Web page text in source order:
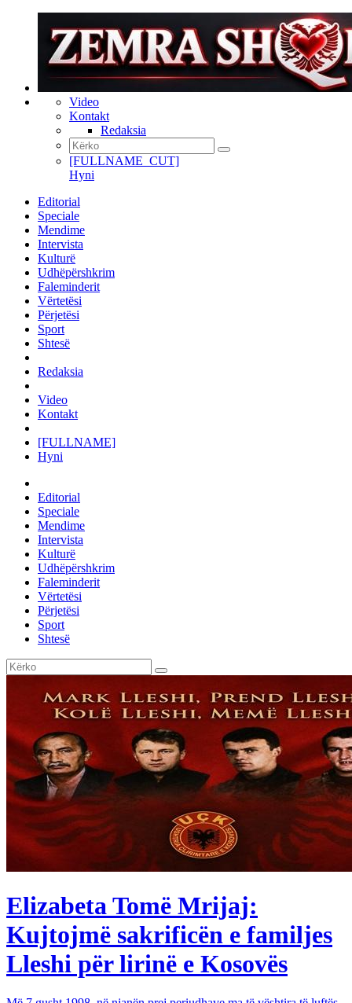
Video
Kontakt
Redaksia
[FULLNAME_CUT]
Hyni
Editorial
Speciale
Mendime
Intervista
Kulturë
Udhëpërshkrim
Faleminderit
Vërtetësi
Përjetësi
Sport
Shtesë
Redaksia
Video
Kontakt
[FULLNAME]
Hyni
Editorial
Speciale
Mendime
Intervista
Kulturë
Udhëpërshkrim
Faleminderit
Vërtetësi
Përjetësi
Sport
Shtesë
Elizabeta Tomë Mrijaj:
Kujtojmë sakrificën e familjes
Lleshi për lirinë e Kosovës